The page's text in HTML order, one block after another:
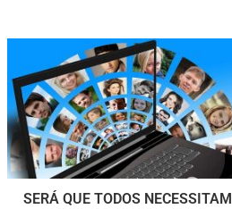
SERÁ QUE TODOS NECESSITAM